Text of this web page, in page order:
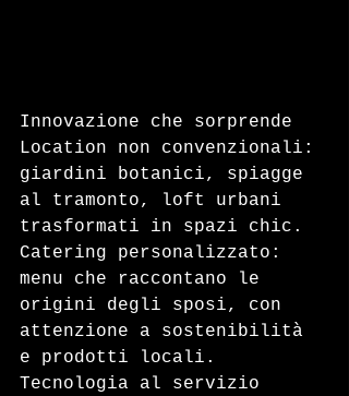
Innovazione che sorprende
Location non convenzionali:
giardini botanici, spiagge
al tramonto, loft urbani
trasformati in spazi chic.
Catering personalizzato:
menu che raccontano le
origini degli sposi, con
attenzione a sostenibilità
e prodotti locali.
Tecnologia al servizio